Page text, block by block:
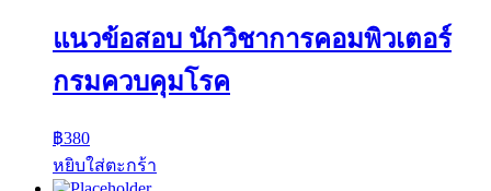
แนวข้อสอบ นักวิชาการคอมพิวเตอร์
กรมควบคุมโรค
฿380
หยิบใส่ตะกร้า